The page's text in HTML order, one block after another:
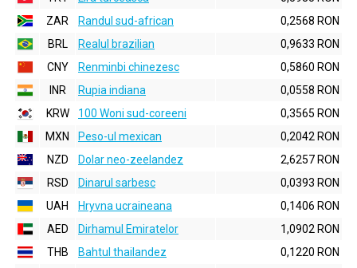
ZAR
Randul sud-african
0,2568 RON
BRL
Realul brazilian
0,9633 RON
CNY
Renminbi chinezesc
0,5860 RON
INR
Rupia indiana
0,0558 RON
KRW
100 Woni sud-coreeni
0,3565 RON
MXN
Peso-ul mexican
0,2042 RON
NZD
Dolar neo-zeelandez
2,6257 RON
RSD
Dinarul sarbesc
0,0393 RON
UAH
Hryvna ucraineana
0,1406 RON
AED
Dirhamul Emiratelor
1,0902 RON
THB
Bahtul thailandez
0,1220 RON